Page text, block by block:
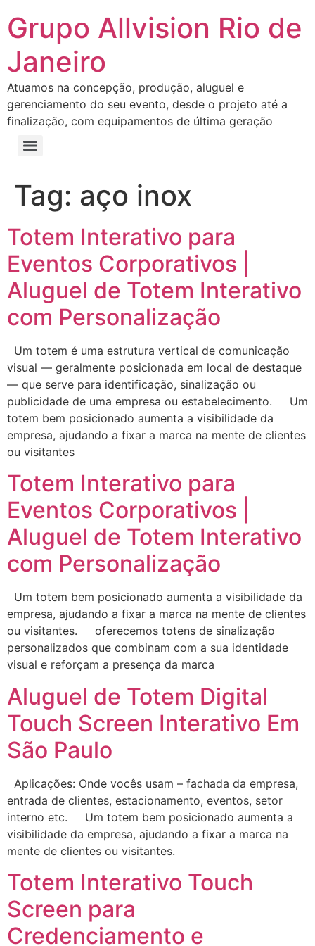
Grupo Allvision Rio de
Janeiro
Atuamos na concepção, produção, aluguel e
gerenciamento do seu evento, desde o projeto até a
finalização, com equipamentos de última geração
Tag: aço inox
Totem Interativo para
Eventos Corporativos |
Aluguel de Totem Interativo
com Personalização
Um totem é uma estrutura vertical de comunicação
visual — geralmente posicionada em local de destaque
— que serve para identificação, sinalização ou
publicidade de uma empresa ou estabelecimento. Um
totem bem posicionado aumenta a visibilidade da
empresa, ajudando a fixar a marca na mente de clientes
ou visitantes
Totem Interativo para
Eventos Corporativos |
Aluguel de Totem Interativo
com Personalização
Um totem bem posicionado aumenta a visibilidade da
empresa, ajudando a fixar a marca na mente de clientes
ou visitantes. oferecemos totens de sinalização
personalizados que combinam com a sua identidade
visual e reforçam a presença da marca
Aluguel de Totem Digital
Touch Screen Interativo Em
São Paulo
Aplicações: Onde vocês usam – fachada da empresa,
entrada de clientes, estacionamento, eventos, setor
interno etc. Um totem bem posicionado aumenta a
visibilidade da empresa, ajudando a fixar a marca na
mente de clientes ou visitantes.
Totem Interativo Touch
Screen para
Credenciamento e